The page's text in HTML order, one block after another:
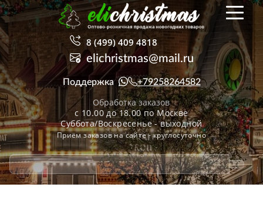
8 (499) 409 4818
elichristmas@mail.ru
Поддержка +79258264582
Обработка заказов
с 10.00 до 18.00 по Москве
Суббота/Воскресенье - выходной
Приём заказов на сайте - круглосуточно